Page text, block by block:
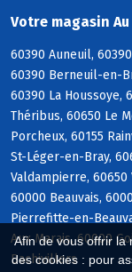
Afin de vous offrir la
des cookies : pour
Votre magasin
60390 Auneuil,
60390 Berneuil-en-
60390 La Houssoye,
Théribus, 60650 Le
Porcheux, 60155
St-Léger-en-Bray,
Valdampierre,
60000 Beauvais,
Pierrefitte-en-
Aux Marais, 60000
Bachivillers